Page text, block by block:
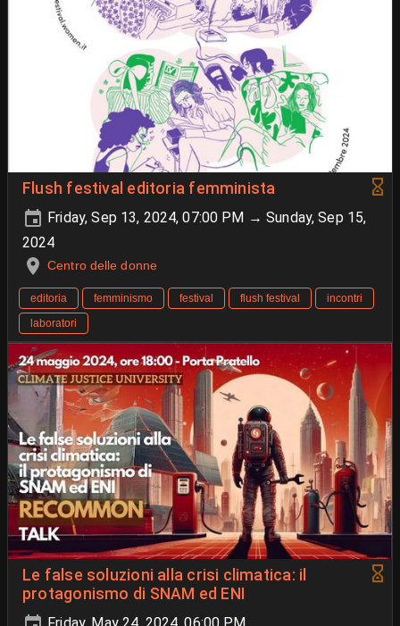
Flush festival editoria femminista
Friday, Sep 13, 2024, 07:00 PM → Sunday, Sep 15,
2024
Centro delle donne
editoria femminismo festival flush festival
incontri
laboratori
Le false soluzioni alla crisi climatica: il
protagonismo di SNAM ed ENI